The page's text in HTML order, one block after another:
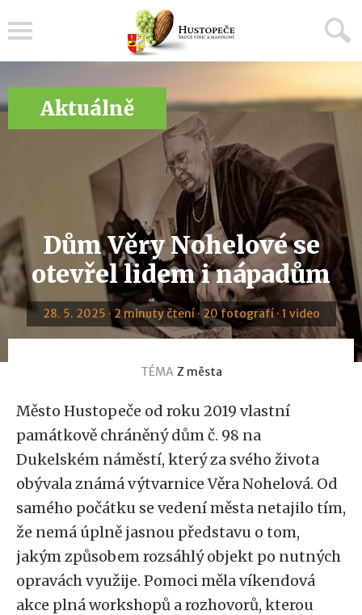
Aktuálně
Dům Věry Nohelové se
otevřel lidem i nápadům
28. 5. 2025 · 2 minuty čtení · 20 fotografí · 1 video
TÉMA Z města
Město Hustopeče od roku 2019 vlastní
památkově chráněný dům č. 98 na
Dukelském náměstí, který za svého života
obývala známá výtvarnice Věra Nohelová. Od
samého počátku se vedení města netajilo tím,
že nemá úplně jasnou představu o tom,
jakým způsobem rozsáhlý objekt po nutných
opravách využije. Pomoci měla víkendová
akce plná workshopů a rozhovorů, kterou